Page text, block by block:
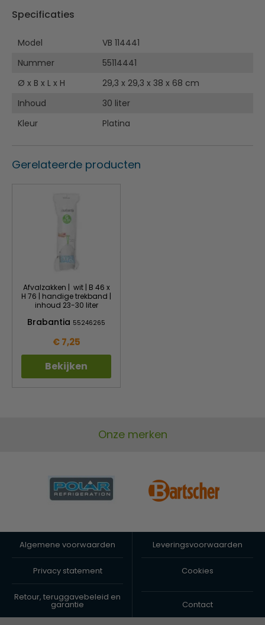
de zorgsector, voeren wij ook de design pedaalemmers
Geschikte afvalbak voor restaurant, winkel, cafe, hotel, B
Verkrijgbaar in diverse kleuren
Anti-slip bodem
Specificaties
Model
VB 114441
Nummer
55114441
Ø x B x L x H
29,3 x 29,3 x 38 x 68 cm
Inhoud
30 liter
Kleur
Platina
Gerelateerde producten
Afvalzakken | wit | B 46 x
H 76 | handige trekband |
inhoud 23-30 liter
Brabantia 55246265
€ 7,25
Bekijken
Onze merken
Algemene voorwaarden Leveringsvoorwaarden
Privacy statement Cookies
Retour, teruggavebeleid en
garantie Contact